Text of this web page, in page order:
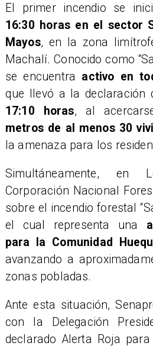
El primer incendio se
16:30 horas en el sector
Mayos, en la zona
Machalí. Conocido como
se encuentra activo en
que llevó a la declaración
17:10 horas, al
metros de al menos 30
la amenaza para los
Simultáneamente, en
Corporación Nacional
sobre el incendio forestal
el cual representa una
para la Comunidad
avanzando a
zonas pobladas.
Ante esta situación,
con la Delegación
declarado Alerta Roja